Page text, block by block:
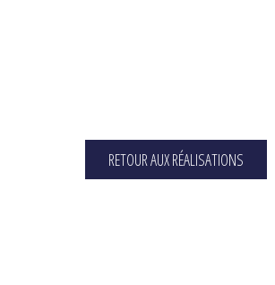
RETOUR AUX RÉALISATIONS